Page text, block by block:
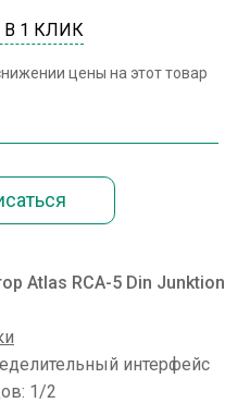
1 КЛИК
цены на этот товар
Atlas RCA-5 Din Junktion
интерфейс
1/2